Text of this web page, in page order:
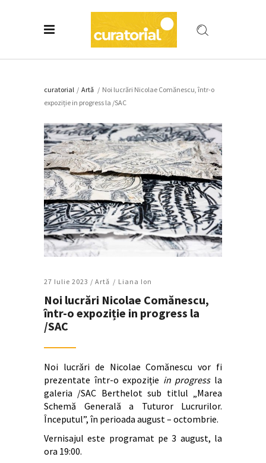
curatorial / Artǎ / Noi lucrări Nicolae Comănescu, într-o
expoziție in progress la /SAC
27 Iulie 2023 / Artǎ Liana Ion
Noi lucrări Nicolae Comănescu,
într-o expoziție in progress la
/SAC
Noi lucrări de Nicolae Comănescu vor fi
prezentate într-o expoziție in progressla
galeria /SAC Berthelot sub titlul „Marea
Schemă Generală a Tuturor Lucrurilor.
Începutul”, în perioada august – octombrie.
Vernisajul este programat pe 3 august, la
ora 19:00.